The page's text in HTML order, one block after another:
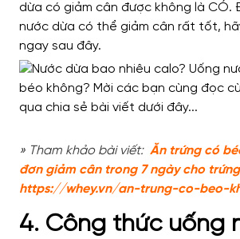
dừa có giảm cân được không là CÓ.
nước dừa có thể giảm cân rất tốt,
ngay sau đây.
» Tham khảo bài viết: Ăn trứng có
đơn giảm cân trong 7 ngày cho trứng
https://whey.vn/an-trung-co-beo-
4. Công thức uống